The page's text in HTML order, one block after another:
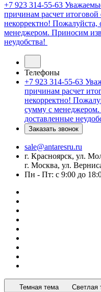
+7 923 314-55-63
причинам расчет итоговой
некорректно! Пожалуйста,
менеджером. Приносим
неудобства!
Телефоны
+7 923 314-55-63
причинам расчет
некорректно!
сумму с
доставленные
Заказать звонок
sale@antaresru.ru
г. Красноярск, ул.
г. Москва, ул.
Пн - Пт: с 9:00 до
Темная тема Светлая